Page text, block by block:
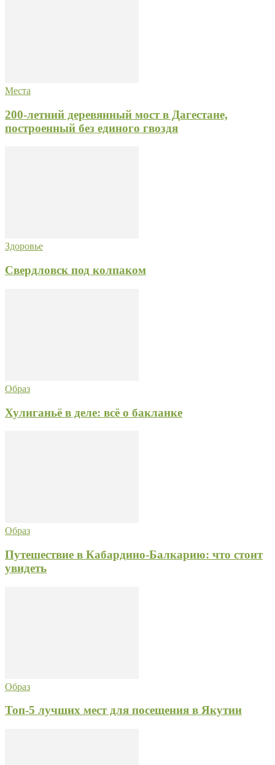
Места
200-летний деревянный мост в Дагестане,
построенный без единого гвоздя
Здоровье
Свердловск под колпаком
Образ
Хулиганьё в деле: всё о бакланке
Образ
Путешествие в Кабардино-Балкарию: что стоит
увидеть
Образ
Топ-5 лучших мест для посещения в Якутии